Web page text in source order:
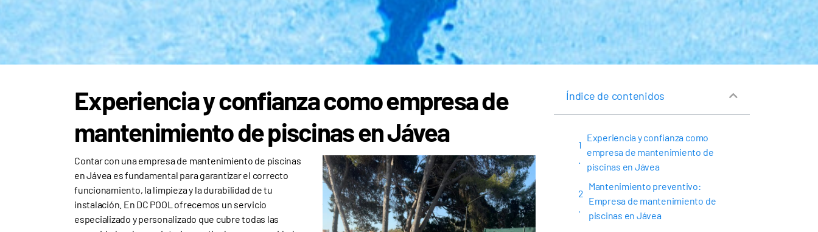
Experiencia y confianza como empresa de
mantenimiento de piscinas en Jávea
Contar con una empresa de mantenimiento de piscinas
en Jávea es fundamental para garantizar el correcto
funcionamiento, la limpieza y la durabilidad de tu
instalación. En DC POOL ofrecemos un servicio
especializado y personalizado que cubre todas las
Índice de contenidos
Experiencia y confianza como
empresa de mantenimiento de
piscinas en Jávea
Mantenimiento preventivo:
Empresa de mantenimiento de
piscinas en Jávea